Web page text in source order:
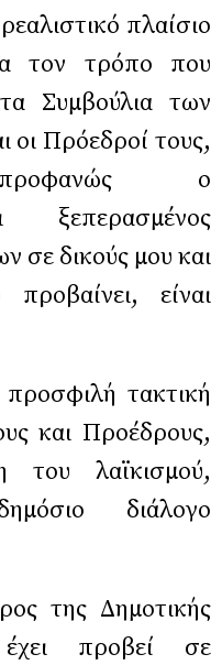
πλαίσιο
τον τρόπο που
Συμβούλια των
οι Πρόεδροί τους,
ο
ξεπερασμένος
σε δικούς μου και
είναι
τακτική
και Προέδρους,
λαϊκισμού,
διάλογο
της Δημοτικής
έχει προβεί σε